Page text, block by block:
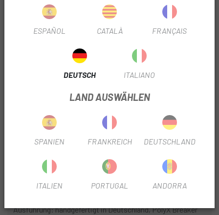
will nichts mehr!
PolyX-Brecher
Polyesterfaser verstärkt. Dadurch wird eine sehr hohe
unempfindlich gegenüber Fremdkörpern, sondern auch
besonders widerstandsfähig gegen Durchstiche.
Reifentyp: Faltreifen
Größe (Zoll): 28 | 700x25C
Größe (ETRTO): 25 - 622
Ausführung: handgefertigt in Deutschland, PolyX Breaker
ESPAÑOL CATALÀ FRANÇAIS
DEUTSCH ITALIANO
LAND AUSWÄHLEN
SPANIEN FRANKREICH DEUTSCHLAND
ITALIEN PORTUGAL ANDORRA